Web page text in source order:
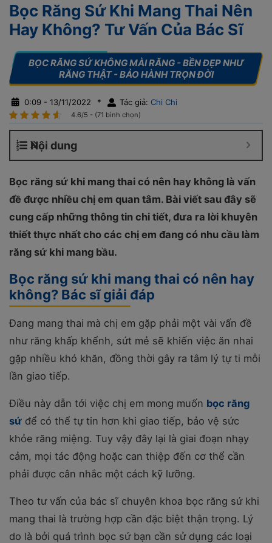
Bọc Răng Sứ Khi Mang Thai Nên
Hay Không? Tư Vấn Của Bác Sĩ
0:09 - 13/11/2022 * Tác giả: Chi Chi
4.6/5 - (71 bình chọn)
Nội dung
Bọc răng sứ khi mang thai có nên hay không là vấn
đề được nhiều chị em quan tâm. Bài viết sau đây sẽ
cung cấp những thông tin chi tiết, đưa ra lời khuyên
thiết thực nhất cho các chị em đang có nhu cầu làm
răng sứ khi mang bầu.
Bọc răng sứ khi mang thai có nên hay
không? Bác sĩ giải đáp
Đang mang thai mà chị em gặp phải một vài vấn đề
như răng khấp khểnh, sứt mẻ sẽ khiến việc ăn nhai
gặp nhiều khó khăn, đồng thời gây ra tâm lý tự ti mỗi
lần giao tiếp.
Điều này dẫn tới việc chị em mong muốn bọc răng
sứ để có thể tự tin hơn khi giao tiếp, bảo vệ sức
khỏe răng miệng. Tuy vậy đây lại là giai đoạn nhạy
cảm, mọi tác động hoặc can thiệp đến cơ thể cần
phải được cân nhắc một cách kỹ lưỡng.
Theo tư vấn của bác sĩ chuyên khoa bọc răng sứ khi
mang thai là trường hợp cần đặc biệt thận trọng. Lý
do là bởi quá trình bọc sứ bạn cần sử dụng các loại